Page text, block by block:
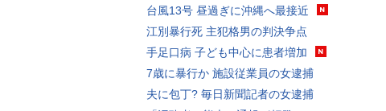
台風13号 昼過ぎに沖縄へ最接近
江別暴行死 主犯格男の判決争点
手足口病 子ども中心に患者増加
7歳に暴行か 施設従業員の女逮捕
夫に包丁? 毎日新聞記者の女逮捕